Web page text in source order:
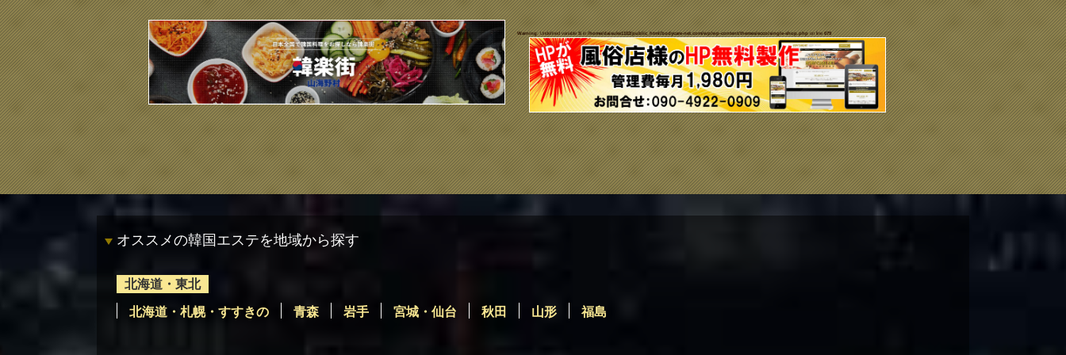
Warning: Undefined variable $i in/home/daisuke1102/public_html/bodycare-net.com/wp/wp-content/themes/ecco/single-shop.phpon line679
オススメの韓国エステを地域から探す
北海道・東北
北海道・札幌・すすきの 青森 岩手 宮城・仙台 秋田 山形 福島